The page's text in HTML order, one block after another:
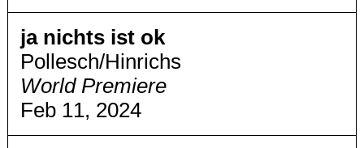
ja nichts ist ok
Pollesch/Hinrichs
World Premiere
Feb 11, 2024